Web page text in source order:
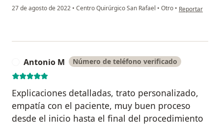
27 de agosto de 2022 • Centro Quirúrgico San Rafael • Otro • en opinión del
Reportar
Antonio M Número de teléfono verificado
Explicaciones detalladas, trato personalizado,
empatía con el paciente, muy buen proceso
desde el inicio hasta el final del procedimiento